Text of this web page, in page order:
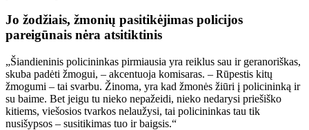
Jo žodžiais, žmonių pasitikėjimas policijos
pareigūnais nėra atsitiktinis
„Šiandieninis policininkas pirmiausia yra reiklus sau ir geranoriškas,
skuba padėti žmogui, – akcentuoja komisaras. – Rūpestis kitų
žmogumi – tai svarbu. Žinoma, yra kad žmonės žiūri į policininką ir
su baime. Bet jeigu tu nieko nepažeidi, nieko nedarysi priešiško
kitiems, viešosios tvarkos nelaužysi, tai policininkas tau tik
nusišypsos – susitikimas tuo ir baigsis.“